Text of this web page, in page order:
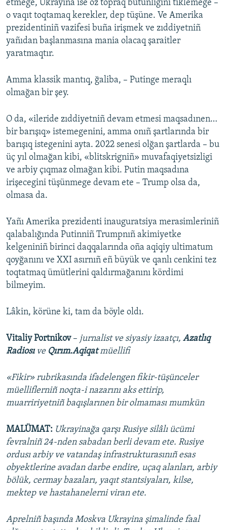
etmege, Ukrayina ise öz topraq bütünligini tiklemege –
o vaqıt toqtamaq kerekler, dep tüşüne. Ve Amerika
prezidentiniñ vazifesi buña irişmek ve zıddiyetniñ
yañıdan başlanmasına mania olacaq şaraitler
yaratmaqtır.
Amma klassik mantıq, ğaliba, – Putinge meraqlı
olmağan bir şey.
O da, «ileride zıddiyetniñ devam etmesi maqsadınen…
bir barışıq» istemegenini, amma onıñ şartlarında bir
barışıq istegenini ayta. 2022 senesi olğan şartlarda – bu
üç yıl olmağan kibi, «blitskrigniñ» muvafaqiyetsizligi
ve arbiy çıqmaz olmağan kibi. Putin maqsadına
irişecegini tüşünmege devam ete – Trump olsa da,
olmasa da.
Yañı Amerika prezidenti inauguratsiya merasimleriniñ
qalabalığında Putinniñ Trumpnıñ akimiyetke
kelgeniniñ birinci daqqalarında oña aqiqiy ultimatum
qoyğanını ve XXI asırnıñ eñ büyük ve qanlı cenkini tez
toqtatmaq ümütlerini qaldırmağanını kördimi
bilmeyim.
Lâkin, körüne ki, tam da böyle oldı.
Vitaliy Portnikov– jurnalist ve siyasiy izaatçı, Azatlıq
Radiosı ve Qırım.Aqiqatmüellifi
«Fikir» rubrikasında ifadelengen fikir-tüşünceler
müelliflerniñ noqta-i nazarını aks ettirip,
muarririyetniñ baqışlarınen bir olmaması mumkün
MALÜMAT: Ukrayinağa qarşı Rusiye silâlı ücümi
fevralniñ 24-nden sabadan berli devam ete. Rusiye
ordusı arbiy ve vatandaş infrastrukturasınıñ esas
obyektlerine avadan darbe endire, uçaq alanları, arbiy
bölük, cermay bazaları, yaqıt stantsiyaları, kilse,
mektep ve hastahanelerni viran ete.
Aprelniñ başında Moskva Ukrayina şimalinde faal